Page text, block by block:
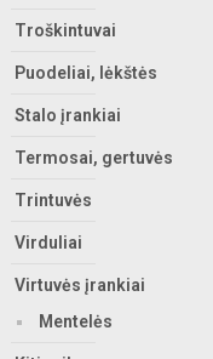
Troškintuvai
Puodeliai, lėkštės
Stalo įrankiai
Termosai, gertuvės
Trintuvės
Virduliai
Virtuvės įrankiai
Mentelės